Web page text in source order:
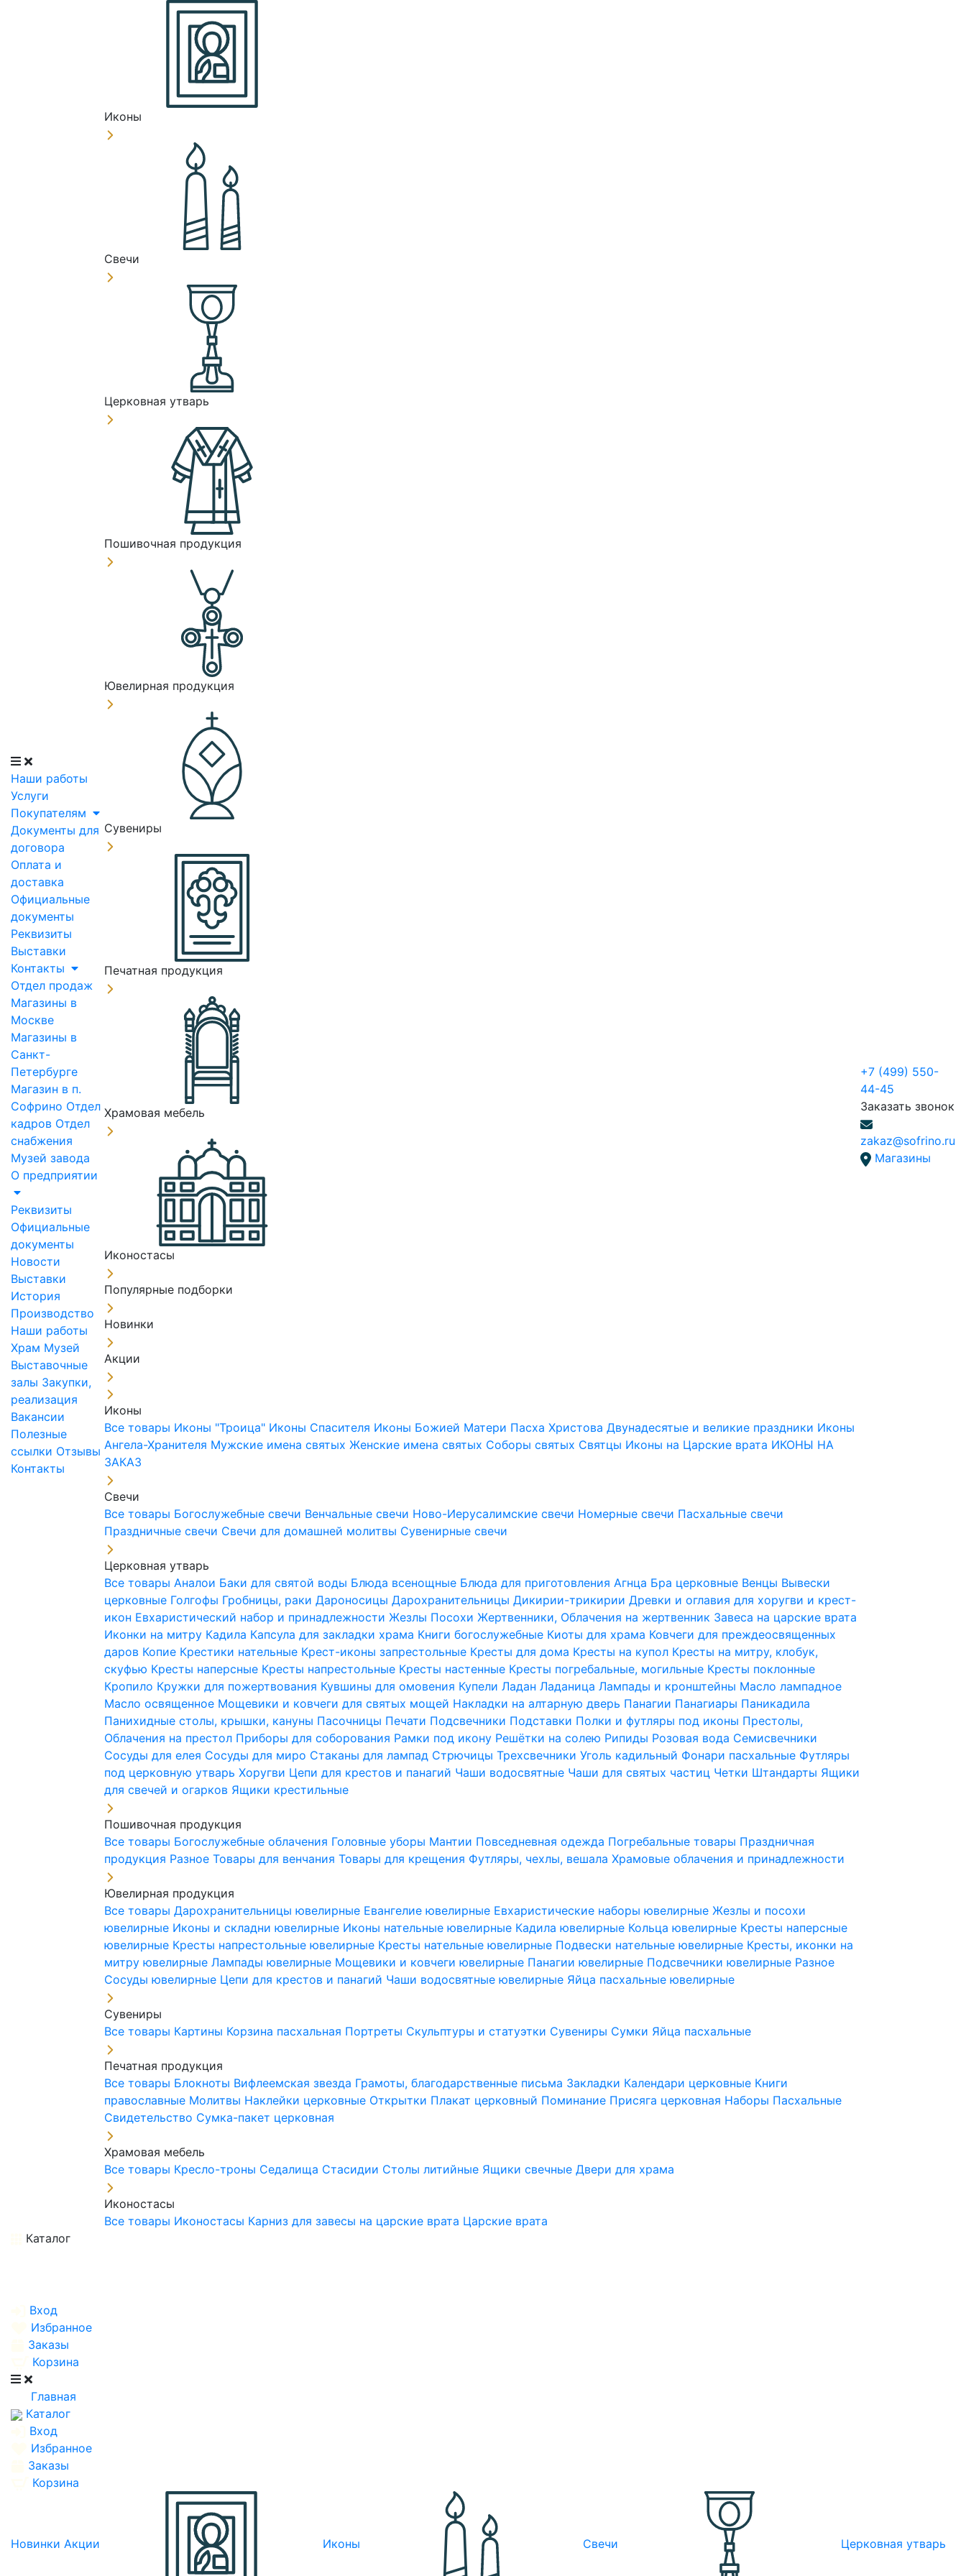
Наши работы
Услуги
Покупателям
Документы для
договора
Оплата и
доставка
Официальные
документы
Реквизиты
Выставки
Контакты
Отдел продаж
Магазины в
Москве
Магазины в
Санкт-
Петербурге
Магазин в п.
Софрино Отдел
кадров Отдел
снабжения
Музей завода
О предприятии
Реквизиты
Официальные
документы
Новости
Выставки
История
Производство
Наши работы
Храм Музей
Выставочные
залы Закупки,
реализация
Вакансии
Полезные
ссылки Отзывы
Контакты
Иконы
Свечи
Церковная утварь
Пошивочная продукция
Ювелирная продукция
Сувениры
Печатная продукция
Храмовая мебель
Иконостасы
Популярные подборки
Новинки
Акции
Иконы
Все товары Иконы "Троица" Иконы Спасителя Иконы Божией Матери Пасха ХристоваДвунадесятые и великие праздники Иконы
Ангела-Хранителя Мужские имена святыхЖенские имена святых Соборы святых Святцы Иконы на Царские врата ИКОНЫ НА
ЗАКАЗ
Свечи
Все товары Богослужебные свечи Венчальные свечи Ново-Иерусалимские свечи Номерные свечи Пасхальные свечи
Праздничные свечи Свечи для домашней молитвы Сувенирные свечи
Церковная утварь
Все товарыАналои Баки для святой воды Блюда всенощные Блюда для приготовления Агнца Бра церковные Венцы Вывески
церковные Голгофы Гробницы, ракиДароносицыДарохранительницыДикирии-трикирииДревки и оглавия для хоругви и крест-
икон Евхаристический набор и принадлежностиЖезлы ПосохиЖертвенники, Облачения на жертвенник Завеса на царские врата
Иконки на митру Кадила Капсула для закладки храма Книги богослужебные Киоты для храма Ковчеги для преждеосвященных
даров Копие Крестики нательные Крест-иконы запрестольные Кресты для дома Кресты на купол Кресты на митру, клобук,
скуфью Кресты наперсные Кресты напрестольные Кресты настенные Кресты погребальные, могильные Кресты поклонные
Кропило Кружки для пожертвования Кувшины для омовения КупелиЛаданЛаданицаЛампады и кронштейны Масло лампадное
Масло освященное Мощевики и ковчеги для святых мощей Накладки на алтарную дверь Панагии Панагиары Паникадила
Панихидные столы, крышки, кануны Пасочницы Печати Подсвечники Подставки Полки и футляры под иконы Престолы,
Облачения на престол Приборы для соборования Рамки под икону Решётки на солею Рипиды Розовая вода Семисвечники
Сосуды для елея Сосуды для миро Стаканы для лампад СтрючицыТрехсвечникиУголь кадильный Фонари пасхальные Футляры
под церковную утварьХоругви Цепи для крестов и панагий Чаши водосвятные Чаши для святых частиц Четки Штандарты Ящики
для свечей и огарков Ящики крестильные
Пошивочная продукция
Все товары Богослужебные облачения Головные уборы Мантии Повседневная одежда Погребальные товары Праздничная
продукция РазноеТовары для венчанияТовары для крещения Футляры, чехлы, вешалаХрамовые облачения и принадлежности
Ювелирная продукция
Все товарыДарохранительницы ювелирные Евангелие ювелирные Евхаристические наборы ювелирныеЖезлы и посохи
ювелирные Иконы и складни ювелирные Иконы нательные ювелирные Кадила ювелирные Кольца ювелирные Кресты наперсные
ювелирные Кресты напрестольные ювелирные Кресты нательные ювелирные Подвески нательные ювелирные Кресты, иконки на
митру ювелирныеЛампады ювелирные Мощевики и ковчеги ювелирные Панагии ювелирные Подсвечники ювелирные Разное
Сосуды ювелирные Цепи для крестов и панагий Чаши водосвятные ювелирные Яйца пасхальные ювелирные
Сувениры
Все товары Картины Корзина пасхальная Портреты Скульптуры и статуэтки Сувениры Сумки Яйца пасхальные
Печатная продукция
Все товары Блокноты Вифлеемская звезда Грамоты, благодарственные письма Закладки Календари церковные Книги
православные Молитвы Наклейки церковные Открытки Плакат церковный Поминание Присяга церковная Наборы Пасхальные
Свидетельство Сумка-пакет церковная
Храмовая мебель
Все товары Кресло-троны Седалища Стасидии Столы литийные Ящики свечныеДвери для храма
Иконостасы
Все товары Иконостасы Карниз для завесы на царские врата Царские врата
+7 (499) 550-
44-45
Заказать звонок
zakaz@sofrino.ru
Магазины
Каталог
Вход
Избранное
Заказы
Корзина
Главная
Каталог
Вход
Избранное
Заказы
Корзина
Новинки Акции Иконы Свечи Церковная утварь